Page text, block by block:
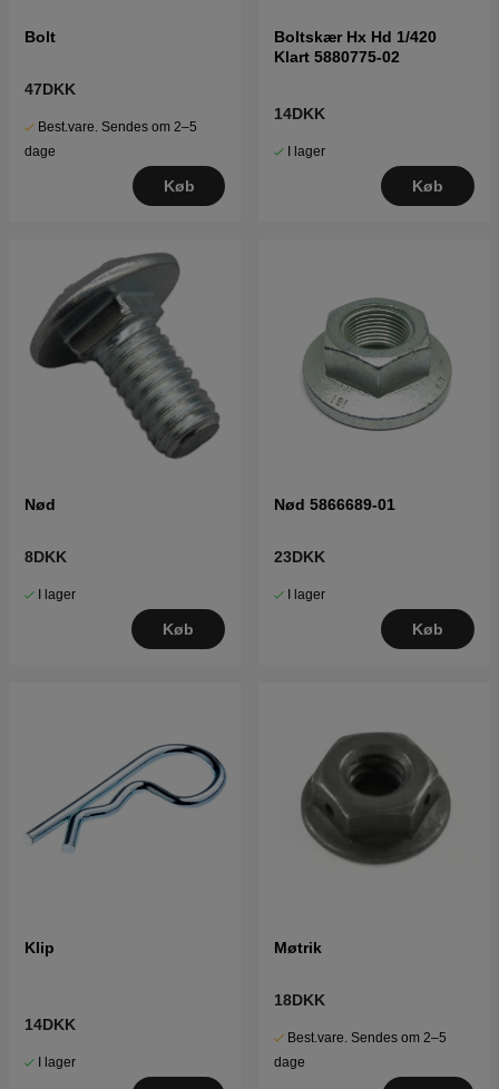
Bolt
47DKK
Best.vare. Sendes om 2–5
dage
Køb
Boltskær Hx Hd 1/420
Klart 5880775-02
14DKK
I lager
Køb
Nød
8DKK
I lager
Køb
Nød 5866689-01
23DKK
I lager
Køb
Klip
14DKK
I lager
Møtrik
18DKK
Best.vare. Sendes om 2–5
dage